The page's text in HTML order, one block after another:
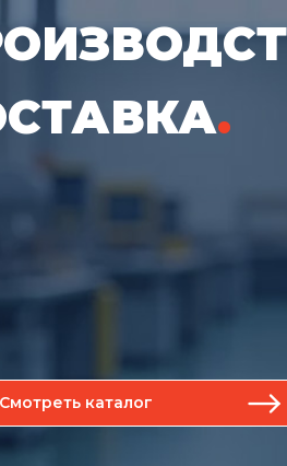
.
Смотреть каталог